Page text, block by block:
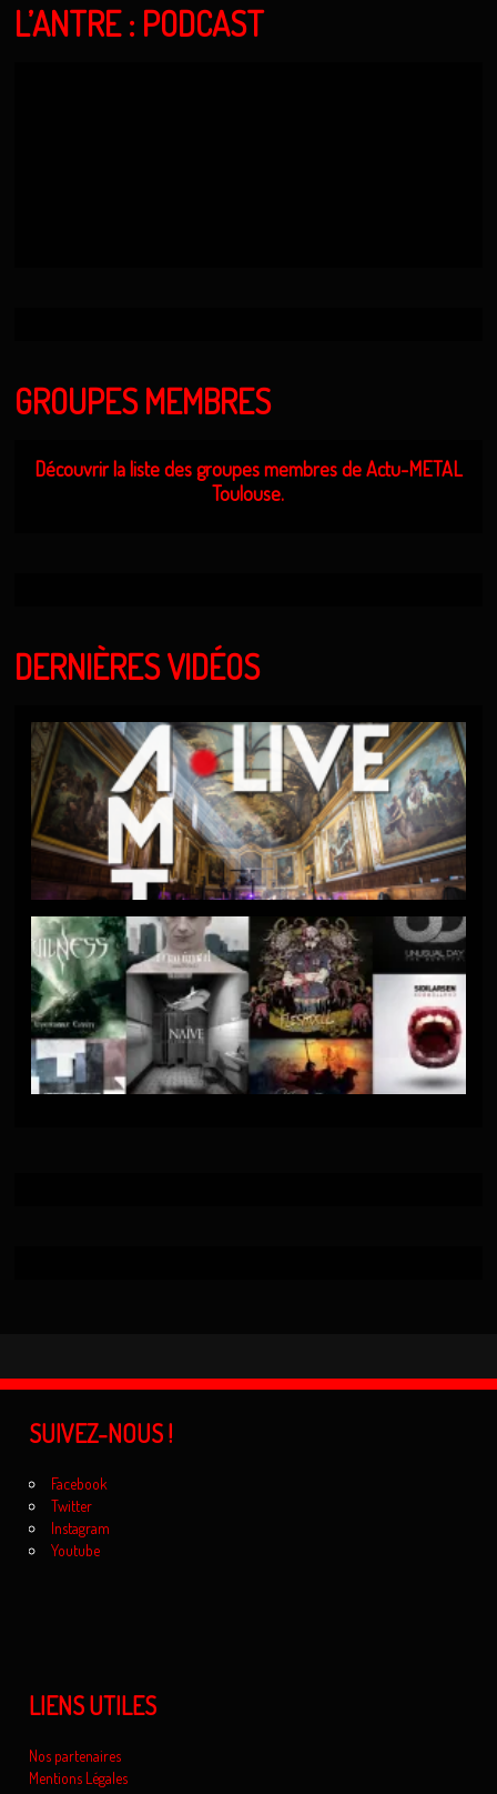
L’ANTRE : PODCAST
GROUPES MEMBRES
Découvrir la liste des groupes membres de Actu-METAL
Toulouse.
DERNIÈRES VIDÉOS
SUIVEZ-NOUS !
Facebook
Twitter
Instagram
Youtube
LIENS UTILES
Nos partenaires
Mentions Légales